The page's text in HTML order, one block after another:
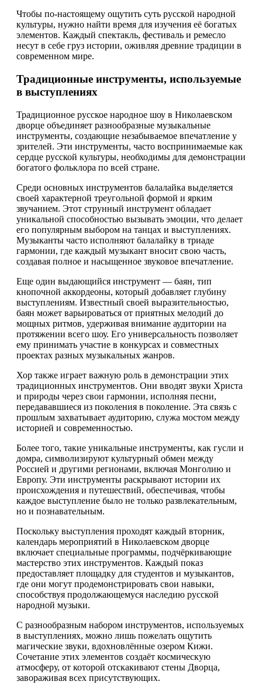
Чтобы по-настоящему ощутить суть русской народной
культуры, нужно найти время для изучения её богатых
элементов. Каждый спектакль, фестиваль и ремесло
несут в себе груз истории, оживляя древние традиции в
современном мире.
Традиционные инструменты, используемые
в выступлениях
Традиционное русское народное шоу в Николаевском
дворце объединяет разнообразные музыкальные
инструменты, создающие незабываемое впечатление у
зрителей. Эти инструменты, часто воспринимаемые как
сердце русской культуры, необходимы для демонстрации
богатого фольклора по всей стране.
Среди основных инструментов балалайка выделяется
своей характерной треугольной формой и ярким
звучанием. Этот струнный инструмент обладает
уникальной способностью вызывать эмоции, что делает
его популярным выбором на танцах и выступлениях.
Музыканты часто исполняют балалайку в триаде
гармонии, где каждый музыкант вносит свою часть,
создавая полное и насыщенное звуковое впечатление.
Еще один выдающийся инструмент — баян, тип
кнопочной аккордеоны, который добавляет глубину
выступлениям. Известный своей выразительностью,
баян может варьироваться от приятных мелодий до
мощных ритмов, удерживая внимание аудитории на
протяжении всего шоу. Его универсальность позволяет
ему принимать участие в конкурсах и совместных
проектах разных музыкальных жанров.
Хор также играет важную роль в демонстрации этих
традиционных инструментов. Они вводят звуки Христа
и природы через свои гармонии, исполняя песни,
передававшиеся из поколения в поколение. Эта связь с
прошлым захватывает аудиторию, служа мостом между
историей и современностью.
Более того, такие уникальные инструменты, как гусли и
домра, символизируют культурный обмен между
Россией и другими регионами, включая Монголию и
Европу. Эти инструменты раскрывают истории их
происхождения и путешествий, обеспечивая, чтобы
каждое выступление было не только развлекательным,
но и познавательным.
Поскольку выступления проходят каждый вторник,
календарь мероприятий в Николаевском дворце
включает специальные программы, подчёркивающие
мастерство этих инструментов. Каждый показ
предоставляет площадку для студентов и музыкантов,
где они могут продемонстрировать свои навыки,
способствуя продолжающемуся наследию русской
народной музыки.
С разнообразным набором инструментов, используемых
в выступлениях, можно лишь пожелать ощутить
магические звуки, вдохновлённые озером Кижи.
Сочетание этих элементов создаёт космическую
атмосферу, от которой отскакивают стены Дворца,
завораживая всех присутствующих.